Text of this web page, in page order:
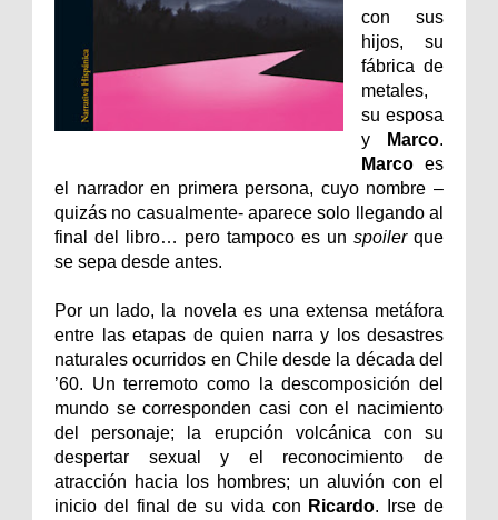
con sus
hijos, su
fábrica de
metales,
su esposa
y
Marco.
Marco es
el narrador en primera persona, cuyo nombre –
quizás no casualmente- aparece solo llegando al
final del libro… pero tampoco es un spoiler que
se sepa desde antes.
Por un lado, la novela es una extensa metáfora
entre las etapas de quien narra y los desastres
naturales ocurridos en Chile desde la década del
’60. Un terremoto como la descomposición del
mundo se corresponden casi con el nacimiento
del personaje; la erupción volcánica con su
despertar sexual y el reconocimiento de
atracción hacia los hombres; un aluvión con el
inicio del final de su vida con Ricardo. Irse de